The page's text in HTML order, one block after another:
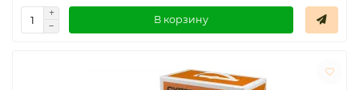
В корзину